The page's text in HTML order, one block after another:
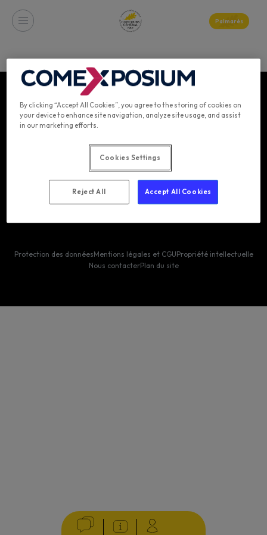
Palmarès
???
VISITEURS
CANDIDATS
Blog
Protection des donnéesMentions légales et CGUPropriété intellectuelle
Nous contacterPlan du site
By clicking “Accept All Cookies”, you agree to the storing of cookies on
your device to enhance site navigation, analyze site usage, and assist
in our marketing efforts.
Cookies Settings
Reject All Accept All Cookies